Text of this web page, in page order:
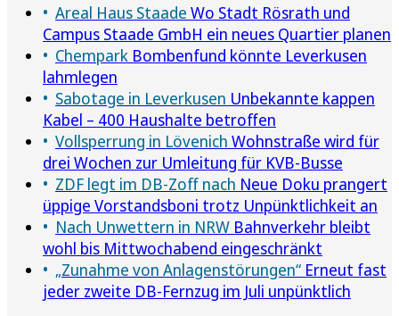
Areal Haus Staade Wo Stadt Rösrath und
Campus Staade GmbH ein neues Quartier planen
Chempark Bombenfund könnte Leverkusen
lahmlegen
Sabotage in Leverkusen Unbekannte kappen
Kabel – 400 Haushalte betroffen
Vollsperrung in Lövenich Wohnstraße wird für
drei Wochen zur Umleitung für KVB-Busse
ZDF legt im DB-Zoff nach Neue Doku prangert
üppige Vorstandsboni trotz Unpünktlichkeit an
Nach Unwettern in NRW Bahnverkehr bleibt
wohl bis Mittwochabend eingeschränkt
„Zunahme von Anlagenstörungen“ Erneut fast
jeder zweite DB-Fernzug im Juli unpünktlich